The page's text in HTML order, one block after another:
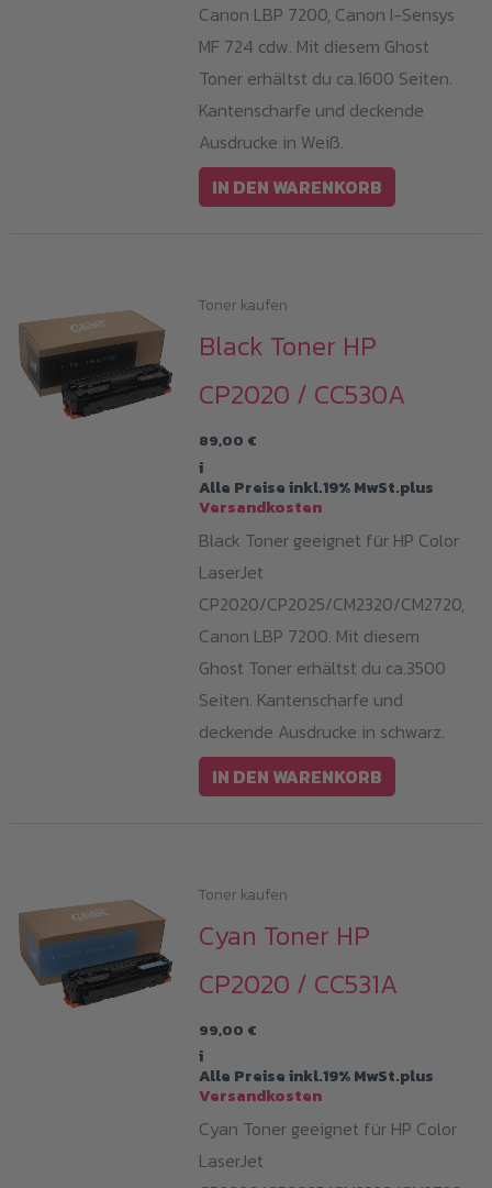
Canon LBP 7200, Canon I-Sensys
MF 724 cdw. Mit diesem Ghost
Toner erhältst du ca.1600 Seiten.
Kantenscharfe und deckende
Ausdrucke in Weiß.
IN DEN WARENKORB
Toner kaufen
Black Toner HP
CP2020 / CC530A
89,00 €
i
Alle Preise inkl.19% MwSt.plus
Versandkosten
Black Toner geeignet für HP Color
LaserJet
CP2020/CP2025/CM2320/CM2720,
Canon LBP 7200. Mit diesem
Ghost Toner erhältst du ca.3500
Seiten. Kantenscharfe und
deckende Ausdrucke in schwarz.
IN DEN WARENKORB
Toner kaufen
Cyan Toner HP
CP2020 / CC531A
99,00 €
i
Alle Preise inkl.19% MwSt.plus
Versandkosten
Cyan Toner geeignet für HP Color
LaserJet